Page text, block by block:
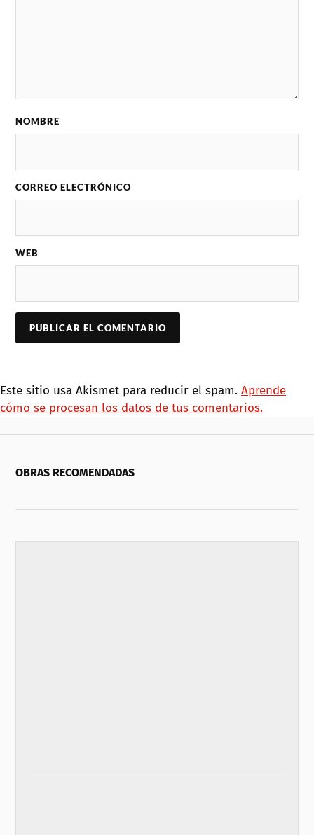
NOMBRE
CORREO ELECTRÓNICO
WEB
Este sitio usa Akismet para reducir el spam. Aprende
cómo se procesan los datos de tus comentarios.
OBRAS RECOMENDADAS